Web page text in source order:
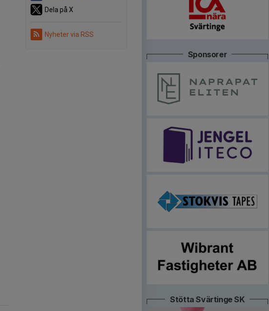
Dela på X
Nyheter via RSS
Sponsorer
Stötta Svärtinge SK